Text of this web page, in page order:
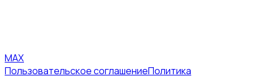
MAX
Пользовательское соглашениеПолитика